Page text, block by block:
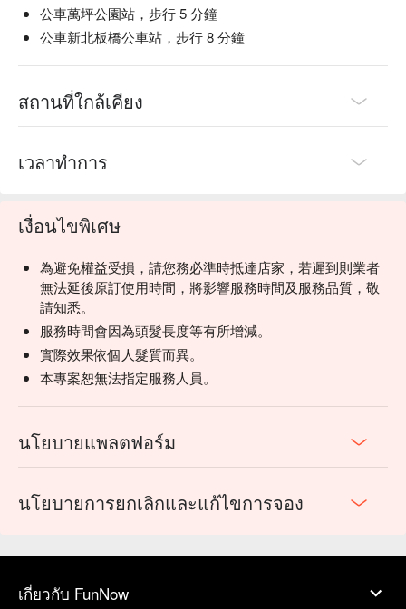
公車萬坪公園站，步行 5 分鐘
公車新北板橋公車站，步行 8 分鐘
สถานที่ใกล้เคียง
เวลาทำการ
เงื่อนไขพิเศษ
為避免權益受損，請您務必準時抵達店家，若遲到則業者
無法延後原訂使用時間，將影響服務時間及服務品質，敬
請知悉。
服務時間會因為頭髮長度等有所增減。
實際效果依個人髮質而異。
本專案恕無法指定服務人員。
นโยบายแพลตฟอร์ม
นโยบายการยกเลิกและแก้ไขการจอง
เกี่ยวกับ FunNow